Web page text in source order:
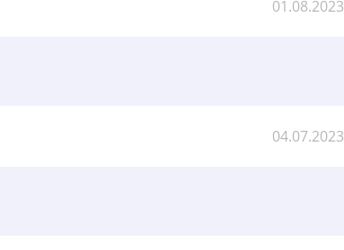
01.08.2023
04.07.2023